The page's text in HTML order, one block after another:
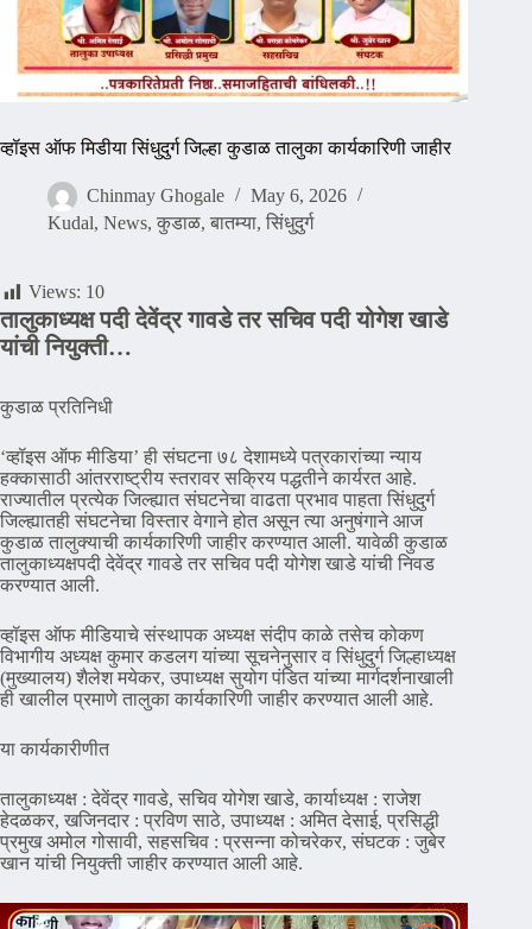
व्हॉइस ऑफ मिडीया सिंधुदुर्ग जिल्हा कुडाळ तालुका कार्यकारिणी जाहीर
Chinmay Ghogale
May 6, 2026
Kudal, News, कुडाळ, बातम्या, सिंधुदुर्ग
Views: 10
तालुकाध्यक्ष पदी देवेंद्र गावडे तर सचिव पदी योगेश खाडे
यांची नियुक्ती…
कुडाळ प्रतिनिधी
‘व्हॉइस ऑफ मीडिया’ ही संघटना ७८ देशामध्ये पत्रकारांच्या न्याय
हक्कासाठी आंतरराष्ट्रीय स्तरावर सक्रिय पद्धतीने कार्यरत आहे.
राज्यातील प्रत्येक जिल्ह्यात संघटनेचा वाढता प्रभाव पाहता सिंधुदुर्ग
जिल्ह्यातही संघटनेचा विस्तार वेगाने होत असून त्या अनुषंगाने आज
कुडाळ तालुक्याची कार्यकारिणी जाहीर करण्यात आली. यावेळी कुडाळ
तालुकाध्यक्षपदी देवेंद्र गावडे तर सचिव पदी योगेश खाडे यांची निवड
करण्यात आली.
व्हॉइस ऑफ मीडियाचे संस्थापक अध्यक्ष संदीप काळे तसेच कोकण
विभागीय अध्यक्ष कुमार कडलग यांच्या सूचनेनुसार व सिंधुदुर्ग जिल्हाध्यक्ष
(मुख्यालय) शैलेश मयेकर, उपाध्यक्ष सुयोग पंडित यांच्या मार्गदर्शनाखाली
ही खालील प्रमाणे तालुका कार्यकारिणी जाहीर करण्यात आली आहे.
या कार्यकारीणीत
तालुकाध्यक्ष : देवेंद्र गावडे, सचिव योगेश खाडे, कार्याध्यक्ष : राजेश
हेदळकर, खजिनदार : प्रविण साठे, उपाध्यक्ष : अमित देसाई, प्रसिद्धी
प्रमुख अमोल गोसावी, सहसचिव : प्रसन्ना कोचरेकर, संघटक : जुबेर
खान यांची नियुक्ती जाहीर करण्यात आली आहे.